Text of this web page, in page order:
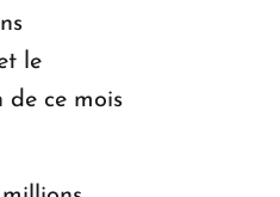
le
ce mois